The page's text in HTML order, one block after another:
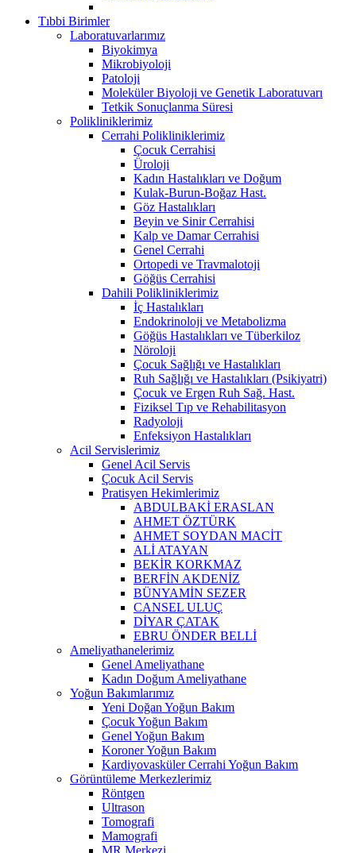
Tıbbi Birimler
Laboratuvarlarımız
Biyokimya
Mikrobiyoloji
Patoloji
Moleküler Biyoloji ve Genetik Laboratuvarı
Tetkik Sonuçlanma Süresi
Polikliniklerimiz
Cerrahi Polikliniklerimiz
Çocuk Cerrahisi
Üroloji
Kadın Hastalıkları ve Doğum
Kulak-Burun-Boğaz Hast.
Göz Hastalıkları
Beyin ve Sinir Cerrahisi
Kalp ve Damar Cerrahisi
Genel Cerrahi
Ortopedi ve Travmalotoji
Göğüs Cerrahisi
Dahili Polikliniklerimiz
İç Hastalıkları
Endokrinoloji ve Metabolizma
Göğüs Hastalıkları ve Tüberkiloz
Nöroloji
Çocuk Sağlığı ve Hastalıkları
Ruh Sağlığı ve Hastalıkları (Psikiyatri)
Çocuk ve Ergen Ruh Sağ. Hast.
Fiziksel Tıp ve Rehabilitasyon
Radyoloji
Enfeksiyon Hastalıkları
Acil Servislerimiz
Genel Acil Servis
Çocuk Acil Servis
Pratisyen Hekimlerimiz
ABDULBAKİ ERASLAN
AHMET ÖZTÜRK
AHMET SOYDAN MACİT
ALİ ATAYAN
BEKİR KORKMAZ
BERFİN AKDENİZ
BÜNYAMİN SEZER
CANSEL ULUÇ
DİYAR ÇATAK
EBRU ÖNDER BELLİ
Ameliyathanelerimiz
Genel Ameliyathane
Kadın Doğum Ameliyathane
Yoğun Bakımlarımız
Yeni Doğan Yoğun Bakım
Çocuk Yoğun Bakım
Genel Yoğun Bakım
Koroner Yoğun Bakım
Kardiyovasküler Cerrahi Yoğun Bakım
Görüntüleme Merkezlerimiz
Röntgen
Ultrason
Tomografi
Mamografi
MR Merkezi